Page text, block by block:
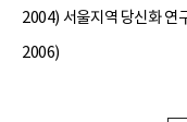
2004) 서울지역 당신화 연
2006)